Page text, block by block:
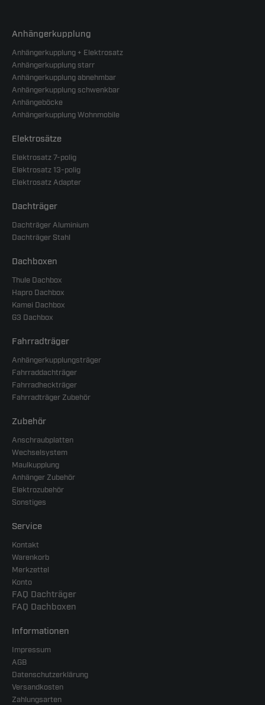
Anhängerkupplung
Anhängerkupplung + Elektrosatz
Anhängerkupplung starr
Anhängerkupplung abnehmbar
Anhängerkupplung schwenkbar
Anhängeböcke
Anhängerkupplung Wohnmobile
Elektrosätze
Elektrosatz 7-polig
Elektrosatz 13-polig
Elektrosatz Adapter
Dachträger
Dachträger Aluminium
Dachträger Stahl
Dachboxen
Thule Dachbox
Hapro Dachbox
Kamei Dachbox
G3 Dachbox
Fahrradträger
Anhängerkupplungsträger
Fahrraddachträger
Fahrradheckträger
Fahrradträger Zubehör
Zubehör
Anschraubplatten
Wechselsystem
Maulkupplung
Anhänger Zubehör
Elektrozubehör
Sonstiges
Service
Kontakt
Warenkorb
Merkzettel
Konto
FAQ Dachträger
FAQ Dachboxen
Informationen
Impressum
AGB
Datenschutzerklärung
Versandkosten
Zahlungsarten